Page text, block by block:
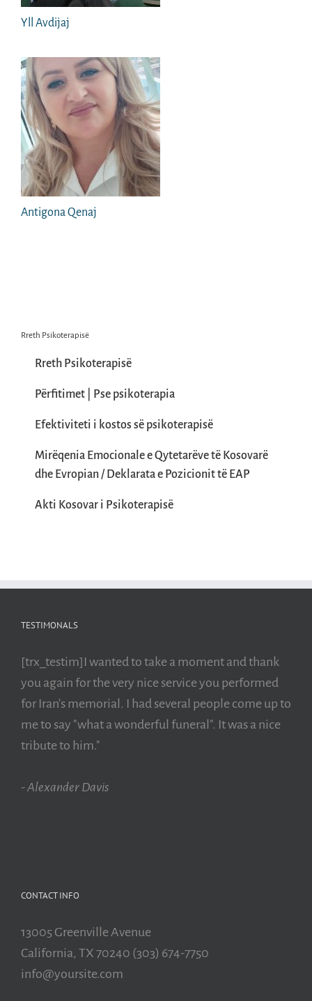
Yll Avdijaj
Antigona Qenaj
Rreth Psikoterapisë
Rreth Psikoterapisë
Përfitimet | Pse psikoterapia
Efektiviteti i kostos së psikoterapisë
Mirëqenia Emocionale e Qytetarëve të Kosovarë
dhe Evropian / Deklarata e Pozicionit të EAP
Akti Kosovar i Psikoterapisë
TESTIMONALS
[trx_testim]I wanted to take a moment and thank
you again for the very nice service you performed
for Iran's memorial. I had several people come up to
me to say "what a wonderful funeral". It was a nice
tribute to him."
- Alexander Davis
CONTACT INFO
13005 Greenville Avenue
California, TX 70240 (303) 674-7750
info@yoursite.com